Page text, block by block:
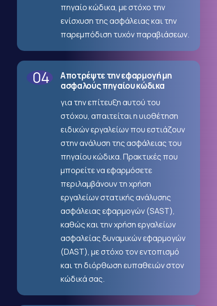
πηγαίο κώδικα, με στόχο την
ενίσχυση της ασφάλειας και την
παρεμπόδιση τυχόν παραβιάσεων.
04
Αποτρέψτε την εφαρμογή μη
ασφαλούς πηγαίου κώδικα
για την επίτευξη αυτού του
στόχου, απαιτείται η υιοθέτηση
ειδικών εργαλείων που εστιάζουν
στην ανάλυση της ασφάλειας του
πηγαίου κώδικα. Πρακτικές που
μπορείτε να εφαρμόσετε
περιλαμβάνουν τη χρήση
εργαλείων στατικής ανάλυσης
ασφάλειας εφαρμογών (SAST),
καθώς και την χρήση εργαλείων
ασφαλείας δυναμικών εφαρμογών
(DAST), με στόχο τον εντοπισμό
και τη διόρθωση ευπαθειών στον
κώδικά σας.